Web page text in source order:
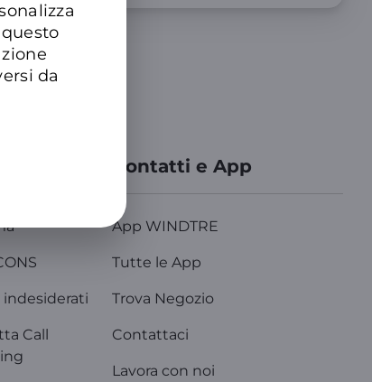
da
indesiderati
Call
Contatti e App
App WINDTRE
Tutte le App
Trova Negozio
Contattaci
Lavora con noi